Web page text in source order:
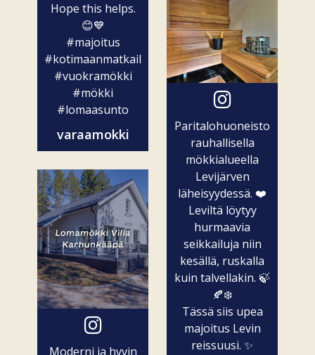
Hope this helps.
😊💙
#majoitus
#kotimaanmatkailu
#vuokramökki
#mökki
#lomaasunto
varaamokki
Moderni ja hyvin
Paritalohuoneisto
rauhallisella
mökkialueella
Levijärven
läheisyydessä. ❤️
Leviltä löytyy
hurmaavia
seikkailuja niin
kesällä, ruskalla
kuin talvellakin. 🍃
🍂❄️
Tässä siis upea
majoitus Levin
reissuusi. ✨